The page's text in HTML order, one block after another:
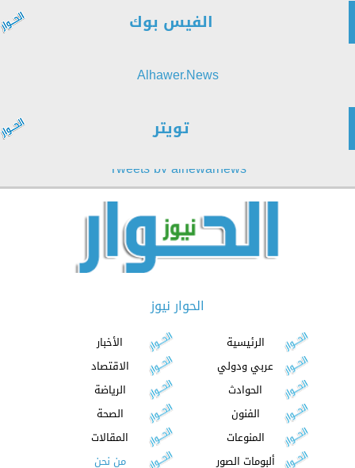
الفيس بوك
Alhawer.News
تويتر
Tweets by alhewarnews
الحوار نيوز
الرئيسية
الأخبار
عربي ودولي
الاقتصاد
الحوادث
الرياضة
الفنون
الصحة
المنوعات
المقالات
ألبومات الصور
من نحن